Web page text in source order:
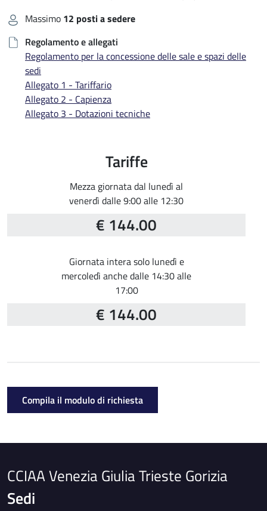
Massimo 12 posti a sedere
Regolamento e allegati
Regolamento per la concessione delle sale e spazi delle
sedi
Allegato 1 - Tariffario
Allegato 2 - Capienza
Allegato 3 - Dotazioni tecniche
Tariffe
Mezza giornata dal lunedì al
venerdì dalle 9:00 alle 12:30
€ 144.00
Giornata intera solo lunedì e
mercoledì anche dalle 14:30 alle
17:00
€ 144.00
Compila il modulo di richiesta
CCIAA Venezia Giulia Trieste Gorizia
Sedi